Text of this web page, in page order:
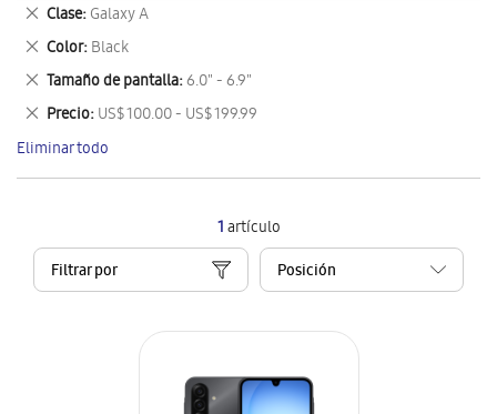
1artículo
Filtrar por
Clase Galaxy A
Eliminar
este
artículo
Color Black
Eliminar
este
artículo
Tamaño de pantalla 6.0" - 6.9"
Eliminar
este
artículo
Precio US$ 100.00 - US$ 199.99
Eliminar
este
artículo
Eliminar todo